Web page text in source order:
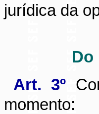
jurídica da
Do
Art. 3º
momento: